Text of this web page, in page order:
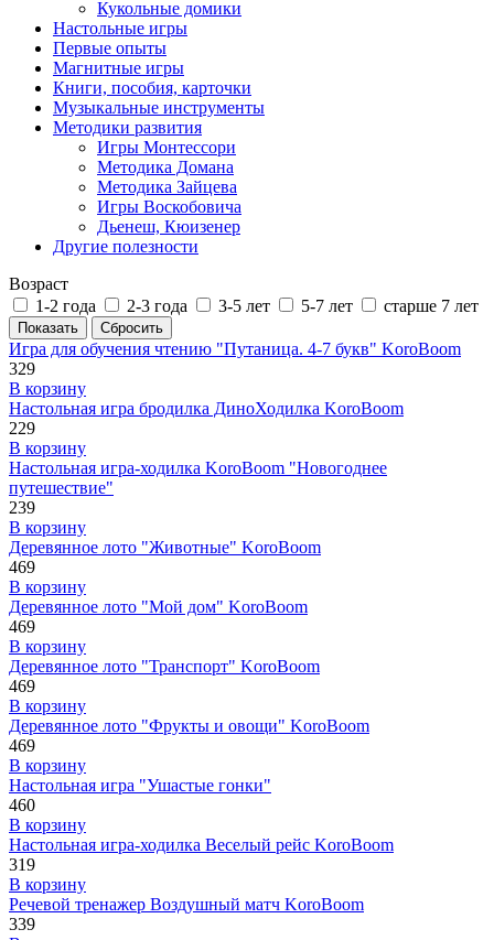
Кукольные домики
Настольные игры
Первые опыты
Магнитные игры
Книги, пособия, карточки
Музыкальные инструменты
Методики развития
Игры Монтессори
Методика Домана
Методика Зайцева
Игры Воскобовича
Дьенеш, Кюизенер
Другие полезности
Возраст
1-2 года
2-3 года 3-5 лет 5-7 лет старше 7 лет
Игра для обучения чтению "Путаница. 4-7 букв" KoroBoom
329
В корзину
Настольная игра бродилка ДиноХодилка KoroBoom
229
В корзину
Настольная игра-ходилка KoroBoom "Новогоднее
путешествие"
239
В корзину
Деревянное лото "Животные" KoroBoom
469
В корзину
Деревянное лото "Мой дом" KoroBoom
469
В корзину
Деревянное лото "Транспорт" KoroBoom
469
В корзину
Деревянное лото "Фрукты и овощи" KoroBoom
469
В корзину
Настольная игра "Ушастые гонки"
460
В корзину
Настольная игра-ходилка Веселый рейс KoroBoom
319
В корзину
Речевой тренажер Воздушный матч KoroBoom
339